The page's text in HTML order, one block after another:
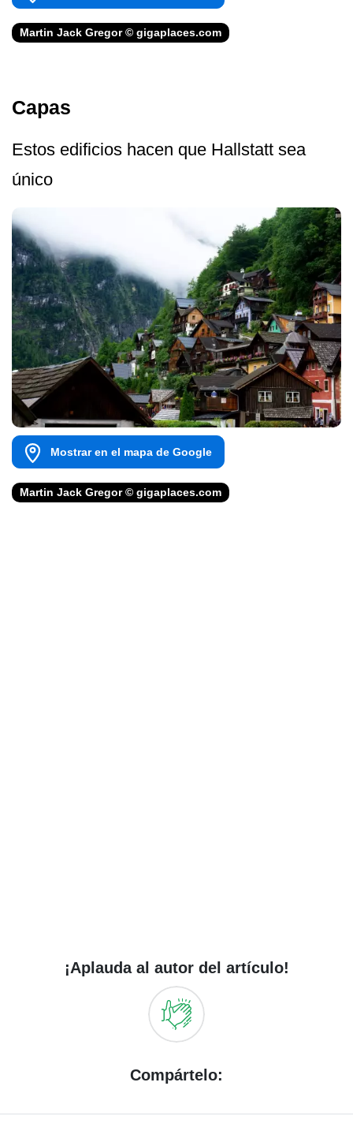
Martin Jack Gregor © gigaplaces.com
Capas
Estos edificios hacen que Hallstatt sea
único
Mostrar en el mapa de Google
Martin Jack Gregor © gigaplaces.com
¡Aplauda al autor del artículo!
Compártelo: